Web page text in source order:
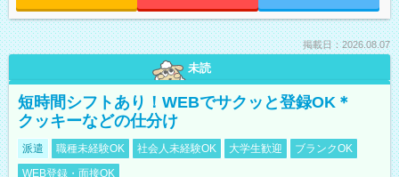
掲載日：2026.08.07
未読
短時間シフトあり！WEBでサクッと登録OK＊
クッキーなどの仕分け
派遣 職種未経験OK 社会人未経験OK 大学生歓迎
ブランクOK
WEB登録・面接OK